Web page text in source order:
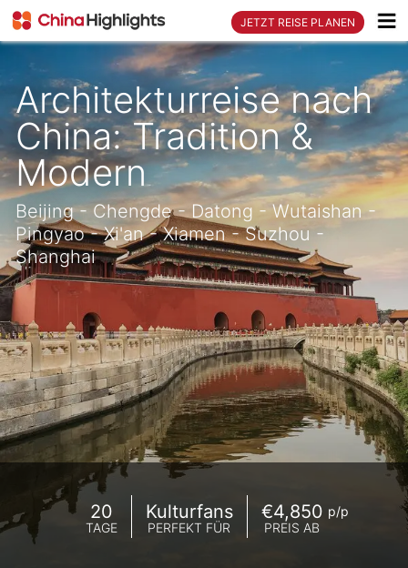
JETZT REISE PLANEN
Architekturreise nach
China: Tradition &
Modern
Beijing - Chengde - Datong - Wutaishan -
Pingyao - Xi'an - Xiamen - Suzhou -
Shanghai
20
TAGE
Kulturfans
PERFEKT FÜR
€4,850 p/p
PREIS AB